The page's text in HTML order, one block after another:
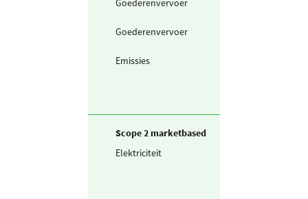
Goederenvervoer
Goederenvervoer
Emissies
Scope 2 marketbased
Elektriciteit